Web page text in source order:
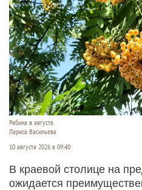
Рябина в августе.
Лариса Васильева
10 августа 2026 в 09:40
В краевой столице на
ожидается